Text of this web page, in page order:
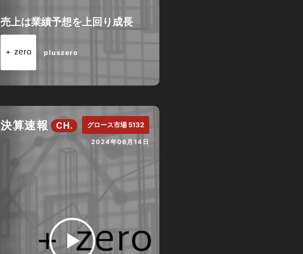
pluszero
売上は業績予想を上回り成長
決算速報 CH. グロース市場 5132
2024年06月14日